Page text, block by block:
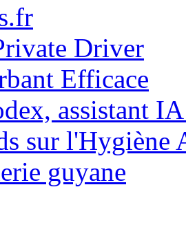
Driver
Efficace
assistant
sur l'Hygiène
guyane